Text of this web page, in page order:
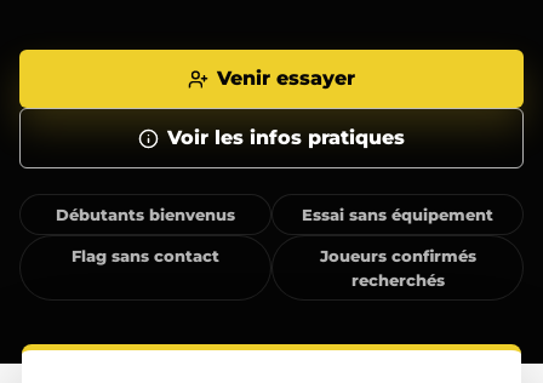
Venir essayer
Voir les infos pratiques
Débutants bienvenus Essai sans équipement
Flag sans contact
Joueurs confirmés
recherchés